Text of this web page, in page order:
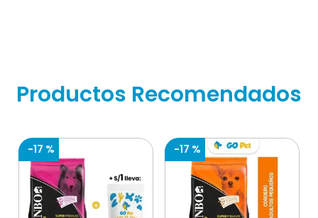
Con extracto de té verde:
Para estimular sus
defensas naturales.
Productos Recomendados
-17 % -17 %